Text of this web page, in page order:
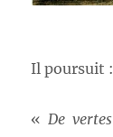
Il poursuit :
« De